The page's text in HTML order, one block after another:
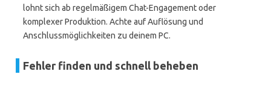
lohnt sich ab regelmäßigem Chat-Engagement oder
komplexer Produktion. Achte auf Auflösung und
Anschlussmöglichkeiten zu deinem PC.
Fehler finden und schnell beheben